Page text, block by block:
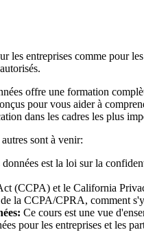
les entreprises comme pour
offre une formation
pour vous aider à
dans les cadres les plus
sont à venir:
est la loi sur la
(CCPA) et le California
la CCPA/CPRA, comment
Ce cours est une vue
pour les entreprises et les